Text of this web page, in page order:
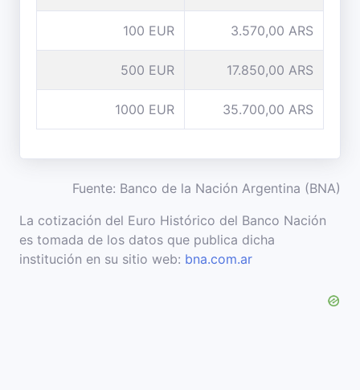
100 EUR 3.570,00 ARS
500 EUR 17.850,00 ARS
1000 EUR 35.700,00 ARS
Fuente: Banco de la Nación Argentina (BNA)
La cotización del Euro Histórico del Banco Nación
es tomada de los datos que publica dicha
institución en su sitio web: bna.com.ar